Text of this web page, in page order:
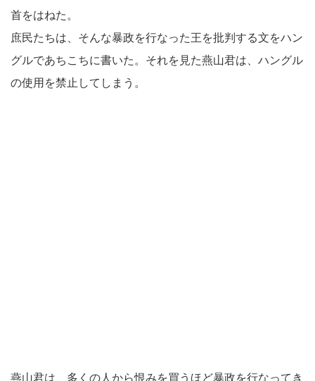
首をはねた。
庶民たちは、そんな暴政を行なった王を批判する文をハン
グルであちこちに書いた。それを見た燕山君は、ハングル
の使用を禁止してしまう。
燕山君は、多くの人から恨みを買うほど暴政を行なってき